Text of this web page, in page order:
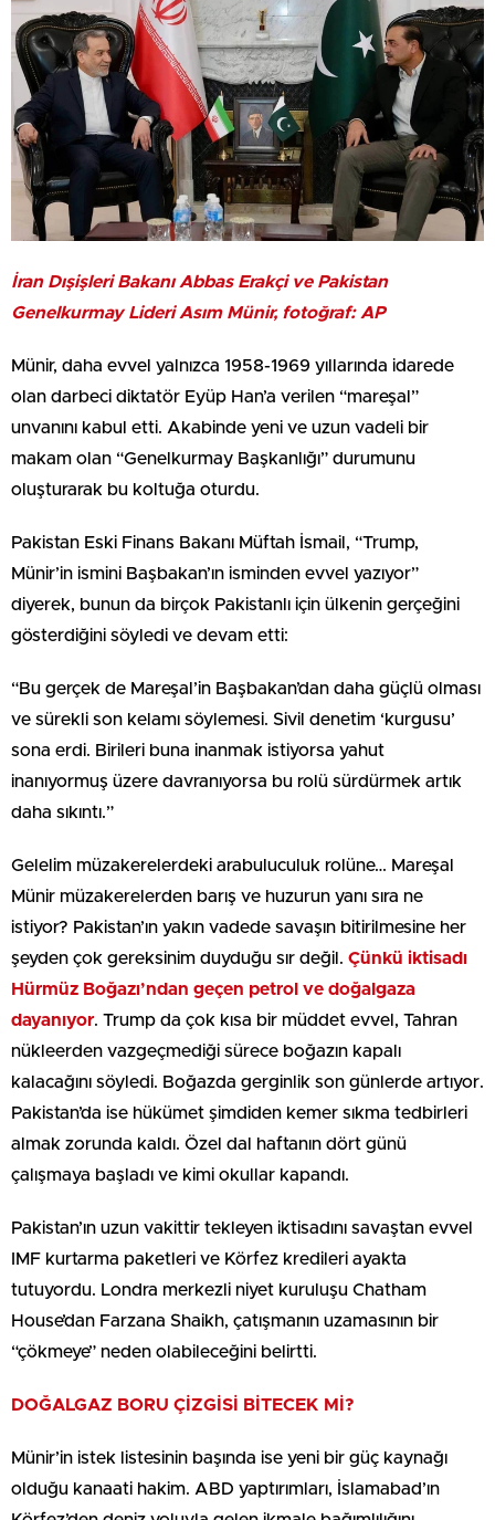
İran Dışişleri Bakanı Abbas Erakçi ve Pakistan
Genelkurmay Lideri Asım Münir, fotoğraf: AP
Münir, daha evvel yalnızca 1958-1969 yıllarında idarede
olan darbeci diktatör Eyüp Han’a verilen “mareşal”
unvanını kabul etti. Akabinde yeni ve uzun vadeli bir
makam olan “Genelkurmay Başkanlığı” durumunu
oluşturarak bu koltuğa oturdu.
Pakistan Eski Finans Bakanı Müftah İsmail, “Trump,
Münir’in ismini Başbakan’ın isminden evvel yazıyor”
diyerek, bunun da birçok Pakistanlı için ülkenin gerçeğini
gösterdiğini söyledi ve devam etti:
“Bu gerçek de Mareşal’in Başbakan’dan daha güçlü olması
ve sürekli son kelamı söylemesi. Sivil denetim ‘kurgusu’
sona erdi. Birileri buna inanmak istiyorsa yahut
inanıyormuş üzere davranıyorsa bu rolü sürdürmek artık
daha sıkıntı.”
Gelelim müzakerelerdeki arabuluculuk rolüne… Mareşal
Münir müzakerelerden barış ve huzurun yanı sıra ne
istiyor? Pakistan’ın yakın vadede savaşın bitirilmesine her
şeyden çok gereksinim duyduğu sır değil. Çünkü iktisadı
Hürmüz Boğazı’ndan geçen petrol ve doğalgaza
dayanıyor. Trump da çok kısa bir müddet evvel, Tahran
nükleerden vazgeçmediği sürece boğazın kapalı
kalacağını söyledi. Boğazda gerginlik son günlerde artıyor.
Pakistan’da ise hükümet şimdiden kemer sıkma tedbirleri
almak zorunda kaldı. Özel dal haftanın dört günü
çalışmaya başladı ve kimi okullar kapandı.
Pakistan’ın uzun vakittir tekleyen iktisadını savaştan evvel
IMF kurtarma paketleri ve Körfez kredileri ayakta
tutuyordu. Londra merkezli niyet kuruluşu Chatham
House’dan Farzana Shaikh, çatışmanın uzamasının bir
“çökmeye” neden olabileceğini belirtti.
DOĞALGAZ BORU ÇİZGİSİ BİTECEK Mİ?
Münir’in istek listesinin başında ise yeni bir güç kaynağı
olduğu kanaati hakim. ABD yaptırımları, İslamabad’ın